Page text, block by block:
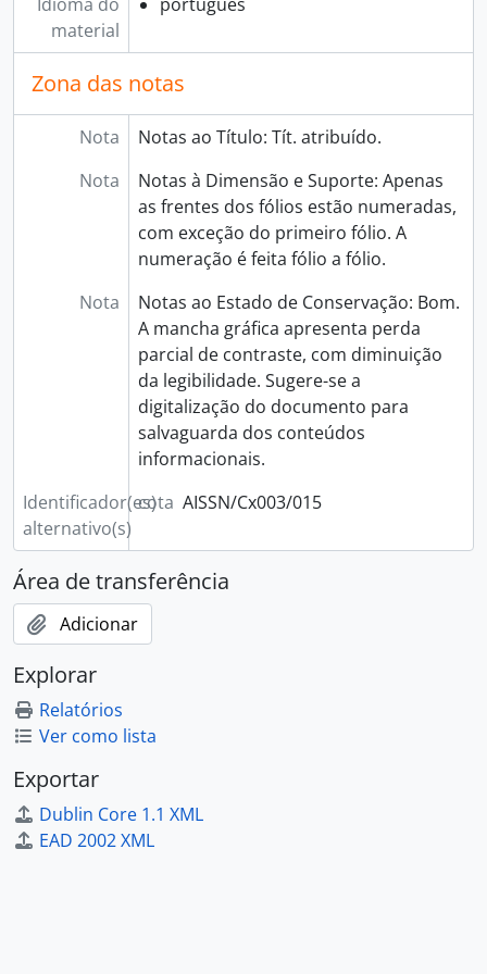
[Documento simples] 056 - Citação feita a Francisco Marques de Frias, 1785-11-17
[Documento composto] 057 - Citação feita a João Inácio dos Santos, 1785-06-01 - 1785-06-02
[Documento composto] 060 - Sentença a favor da Irmandade do Santíssimo Sacramento da Igreja de São Nicolau, 1795-01-28
[Documento composto] 061 - Irmandade. Questão judicial que contra a irmandade promoveram os padres Capelães António José Fustigueiras e Manuel José Fernandes, 1739 - 1803
[Documento composto] 062 - Sentença cível da avaliação de umas casas defronte do Convento das Mónicas, 1759-07-02
[Documento composto] 063 - Citação à irmandade a requerimento de José Francisco Barcarena, 1765-08-17 - 1765-08-20
[Documento composto] 064 - Sentença cível de preceito dos beneficiados Filipe Néri e Manuel Teixeira da Cunha, 1761-11-12
[Documento composto] 065 - Razões produzidas a favor do capelão António da Silva Delgado, 1759 - 1760
[Documento composto] 067 - Mandado de levantamento de sequestro, 1779-02-11
[Documento composto] 068 - Carta citatória passada a favor da Irmandade do Santíssimo Sacramento da Igreja de São Nicolau, 1789-11-18
[Documento composto] 069 - Certidão dos autos contra Sebastião Francisco do Amaral e sua mulher, 1794-05-14
[Documento composto] 070 - Execução de sentença, 1782-07-18 - 1794-01-21
[Documento composto] 071 - Auto de despejo a António da Silva Braga, 1824-05-29 - 1824-05-31
[Documento composto] 072 - Sentença cível a favor da Irmandade, 1772-02-20 - 1773-04-20
[Documento composto] 073 - Sentença cível a favor da Irmandade do Santíssimo Sacramento da Igreja de São Nicolau, 1773-08-03
[Documento composto] 074 - Sentença contra as tesourarias das igrejas, 1813-08-08
[Documento composto] 075 - Sentença de comutação, 1839-11-13 - 1839-11-14
[Documento composto] 077 - Certidão e execução de sentença contra a Irmandade do Santíssimo Sacramento da Igreja de São Nicolau, 1792-10-19
[Documento composto] 078 - Certidão dos autos de execução de sentença contra a Irmandade do Santíssimo Sacramento da freguesia de São Nicolau, 1793-10-09
[Documento simples] 086 - Custas na causa de preferência de João Baptista do Pilar, 1772-03-14
material
Zona das notas
Nota
Notas ao Título: Tít. atribuído.
Nota
Notas à Dimensão e Suporte: Apenas
as frentes dos fólios estão numeradas,
com exceção do primeiro fólio. A
numeração é feita fólio a fólio.
Nota
Notas ao Estado de Conservação: Bom.
A mancha gráfica apresenta perda
parcial de contraste, com diminuição
da legibilidade. Sugere-se a
digitalização do documento para
salvaguarda dos conteúdos
informacionais.
Identificador(es)
alternativo(s)
cota AISSN/Cx003/015
Área de transferência
Adicionar
Explorar
Relatórios
Ver como lista
Exportar
Dublin Core 1.1 XML
EAD 2002 XML